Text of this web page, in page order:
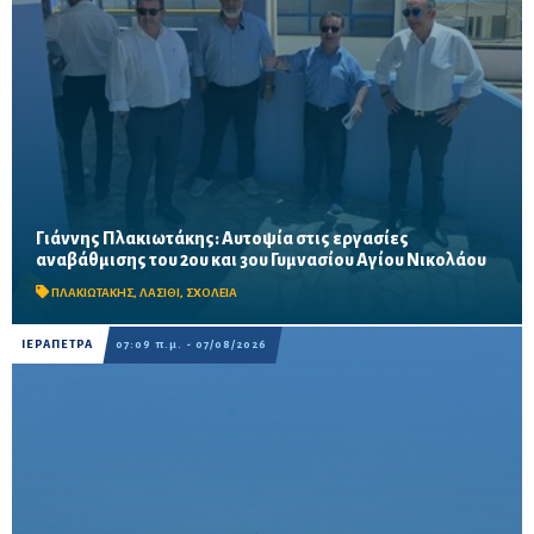
Γιάννης Πλακιωτάκης: Αυτοψία στις εργασίες
αναβάθμισης του 2ου και 3ου Γυμνασίου Αγίου Νικολάου
ΠΛΑΚΙΩΤΑΚΗΣ, ΛΑΣΙΘΙ, ΣΧΟΛΕΙΑ
Οι παρεμβάσεις του προγράμματος «Μαριέττα Γιαννάκου»
αναμένεται να ολοκληρωθούν πριν από τη νέα σχολική χρονιά –
Προβλέπονται ανακαινίσεις αιθουσών, αύλειων και...
ΙΕΡΑΠΕΤΡΑ 07:09 π.μ. - 07/08/2026